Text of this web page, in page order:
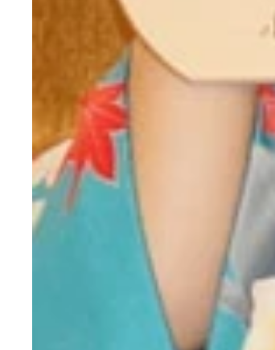
妄想の美女・Ｒｉｏ（右）との再
劇中の妄想シーンでは食べられな